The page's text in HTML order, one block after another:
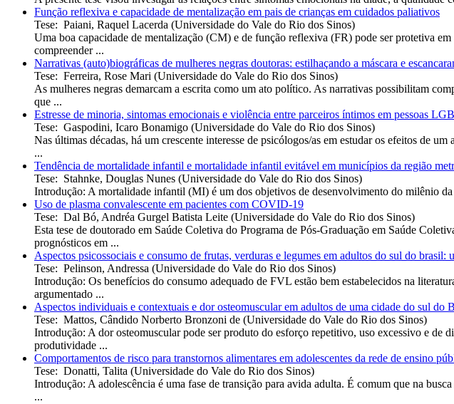
Função reflexiva e capacidade de mentalização em pais de crianças em cuidados paliativos
Tese: Paiani, Raquel Lacerda (Universidade do Vale do Rio dos Sinos)
Uma boa capacidade de mentalização (CM) e de função reflexiva (FR) pode ser protetiva
compreender ...
Narrativas (auto)biográficas de mulheres negras doutoras: estilhaçando a máscara e
Tese: Ferreira, Rose Mari (Universidade do Vale do Rio dos Sinos)
As mulheres negras demarcam a escrita como um ato político. As narrativas possibilitam
que ...
Estresse de minoria, sintomas emocionais e violência entre parceiros íntimos em pessoas
Tese: Gaspodini, Icaro Bonamigo (Universidade do Vale do Rio dos Sinos)
Nas últimas décadas, há um crescente interesse de psicólogos/as em estudar os efeitos de
...
Tendência de mortalidade infantil e mortalidade infantil evitável em municípios da região
Tese: Stahnke, Douglas Nunes (Universidade do Vale do Rio dos Sinos)
Introdução: A mortalidade infantil (MI) é um dos objetivos de desenvolvimento do milênio
Uso de plasma convalescente em pacientes com COVID-19
Tese: Dal Bó, Andréa Gurgel Batista Leite (Universidade do Vale do Rio dos Sinos)
Esta tese de doutorado em Saúde Coletiva do Programa de Pós-Graduação em Saúde
prognósticos em ...
Aspectos psicossociais e consumo de frutas, verduras e legumes em adultos do sul do brasil:
Tese: Pelinson, Andressa (Universidade do Vale do Rio dos Sinos)
Introdução: Os benefícios do consumo adequado de FVL estão bem estabelecidos na
argumentado ...
Aspectos individuais e contextuais e dor osteomuscular em adultos de uma cidade do sul do
Tese: Mattos, Cândido Norberto Bronzoni de (Universidade do Vale do Rio dos Sinos)
Introdução: A dor osteomuscular pode ser produto do esforço repetitivo, uso excessivo e
produtividade ...
Comportamentos de risco para transtornos alimentares em adolescentes da rede de ensino
Tese: Donatti, Talita (Universidade do Vale do Rio dos Sinos)
Introdução: A adolescência é uma fase de transição para avida adulta. É comum que na
...